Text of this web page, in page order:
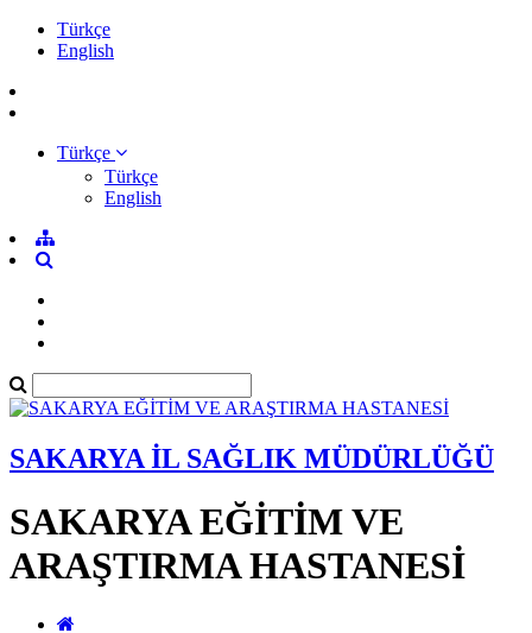
Türkçe
English
Türkçe
Türkçe
English
SAKARYA İL SAĞLIK MÜDÜRLÜĞÜ
SAKARYA EĞİTİM VE
ARAŞTIRMA HASTANESİ